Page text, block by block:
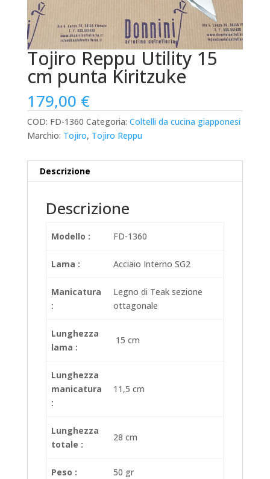
Tojiro Reppu Utility 15
cm punta Kiritzuke
179,00 €
COD: FD-1360 Categoria: Coltelli da cucina giapponesi
Marchio: Tojiro, Tojiro Reppu
Descrizione
Descrizione
Modello : FD-1360
Lama : Acciaio Interno SG2
Manicatura
:
Legno di Teak sezione
ottagonale
Lunghezza
lama :
15 cm
Lunghezza
manicatura
:
11,5 cm
Lunghezza
totale :
28 cm
Peso : 50 gr